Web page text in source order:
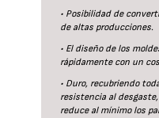
• Posibilidad de
de altas producciones.
• El diseño de los
rápidamente con un
• Duro, recubriendo
resistencia al
reduce al mínimo los